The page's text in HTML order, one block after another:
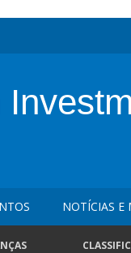
NOTÍCIAS E